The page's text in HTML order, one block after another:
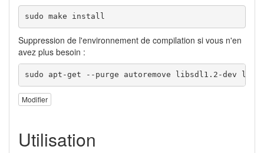
sudo make install
Suppression de l'environnement de compilation si vous n'en
avez plus besoin :
sudo apt-get --purge autoremove libsdl1.2-dev
Modifier
Utilisation